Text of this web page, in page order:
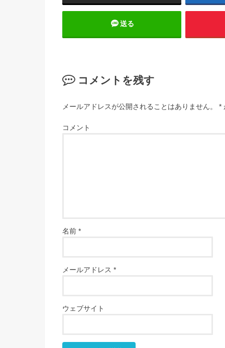
送る
コメントを残す
メールアドレスが公開されることはありません。 *
コメント
名前 *
メールアドレス *
ウェブサイト